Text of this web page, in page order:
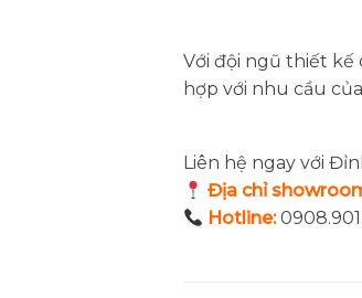
Với đội ngũ thiết kế
hợp với nhu cầu
Liên hệ ngay với
Địa chỉ
Hotline: